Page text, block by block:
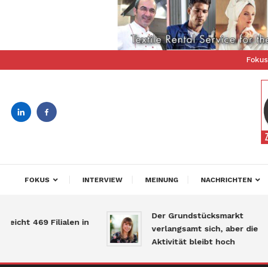
To
Fokus
DeBizz
FOKUS INTERVIEW MEINUNG NACHRICHTEN
469 Filialen in
Der Grundstücksmarkt
verlangsamt sich, aber die
Aktivität bleibt hoch